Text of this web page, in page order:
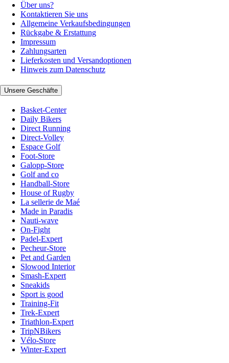
Über uns?
Kontaktieren Sie uns
Allgemeine Verkaufsbedingungen
Rückgabe & Erstattung
Impressum
Zahlungsarten
Lieferkosten und Versandoptionen
Hinweis zum Datenschutz
Unsere Geschäfte
Basket-Center
Daily Bikers
Direct Running
Direct-Volley
Espace Golf
Foot-Store
Galopp-Store
Golf and co
Handball-Store
House of Rugby
La sellerie de Maé
Made in Paradis
Nauti-wave
On-Fight
Padel-Expert
Pecheur-Store
Pet and Garden
Slowood Interior
Smash-Expert
Sneakids
Sport is good
Training-Fit
Trek-Expert
Triathlon-Expert
TripNBikers
Vélo-Store
Winter-Expert